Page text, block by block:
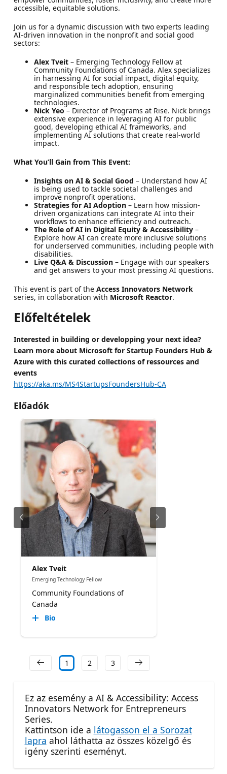
accessible, equitable solutions.
Join us for a dynamic discussion with two experts leading
AI-driven innovation in the nonprofit and social good
sectors:
Alex Tveit– Emerging Technology Fellow at
Community Foundations of Canada. Alex specializes
in harnessing AI for social impact, digital equity,
and responsible tech adoption, ensuring
marginalized communities benefit from emerging
technologies.
Nick Yeo– Director of Programs at Rise. Nick brings
extensive experience in leveraging AI for public
good, developing ethical AI frameworks, and
implementing AI solutions that create real-world
impact.
What You’ll Gain from This Event:
Insights on AI & Social Good – Understand how AI
is being used to tackle societal challenges and
improve nonprofit operations.
Strategies for AI Adoption– Learn how mission-
driven organizations can integrate AI into their
workflows to enhance efficiency and outreach.
The Role of AI in Digital Equity & Accessibility–
Explore how AI can create more inclusive solutions
for underserved communities, including people with
disabilities.
Live Q&A & Discussion– Engage with our speakers
and get answers to your most pressing AI questions.
This event is part of the Access Innovators Network
series, in collaboration with Microsoft Reactor.
Előfeltételek
Interested in building or developping your next idea?
Learn more about Microsoft for Startup Founders Hub &
Azure with this curated collections of ressources and
events
https://aka.ms/MS4StartupsFoundersHub-CA
Előadók
Alex Tveit
Emerging Technology Fellow
Community Foundations of
Canada
Bio
1 2 3
Ez az esemény a AI & Accessibility: Access
Innovators Network for Entrepreneurs
Series.
Kattintson ide a látogasson el a Sorozat
lapra ahol láthatta az összes közelgő és
igény szerinti eseményt.